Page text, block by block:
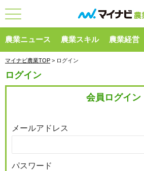
農業ニュース 農業スキル 農業経営
マイナビ農業TOP > ログイン
ログイン
会員ログイン
メールアドレス
パスワード